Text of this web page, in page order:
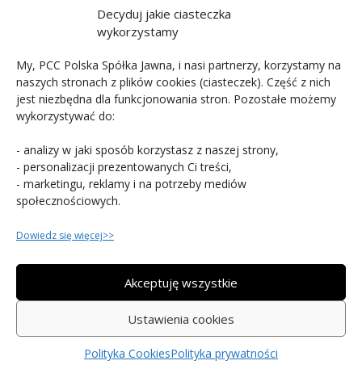
Decyduj jakie ciasteczka
wykorzystamy
My, PCC Polska Spółka Jawna, i nasi partnerzy, korzystamy na
naszych stronach z plików cookies (ciasteczek). Część z nich
jest niezbędna dla funkcjonowania stron. Pozostałe możemy
wykorzystywać do:
- analizy w jaki sposób korzystasz z naszej strony,
- personalizacji prezentowanych Ci treści,
- marketingu, reklamy i na potrzeby mediów
społecznościowych.
Dowiedz się więcej>>
Akceptuję wszystkie
Ustawienia cookies
Polityka CookiesPolityka prywatności
PCC POLSKA T. JARMUSZCZAK SPÓŁKA
JAWNA
416 Wrocław
Copyright © 2015-2026 PCC Polska. Wszystkie prawa